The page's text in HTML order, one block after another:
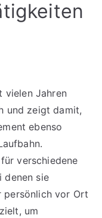
vielen Jahren
und zeigt damit,
ebenso
verschiedene
denen sie
persönlich vor Ort
um